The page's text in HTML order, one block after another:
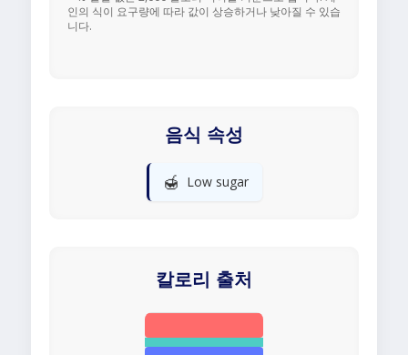
인의 식이 요구량에 따라 값이 상승하거나 낮아질 수 있습
니다.
음식 속성
🍯 Low sugar
칼로리 출처